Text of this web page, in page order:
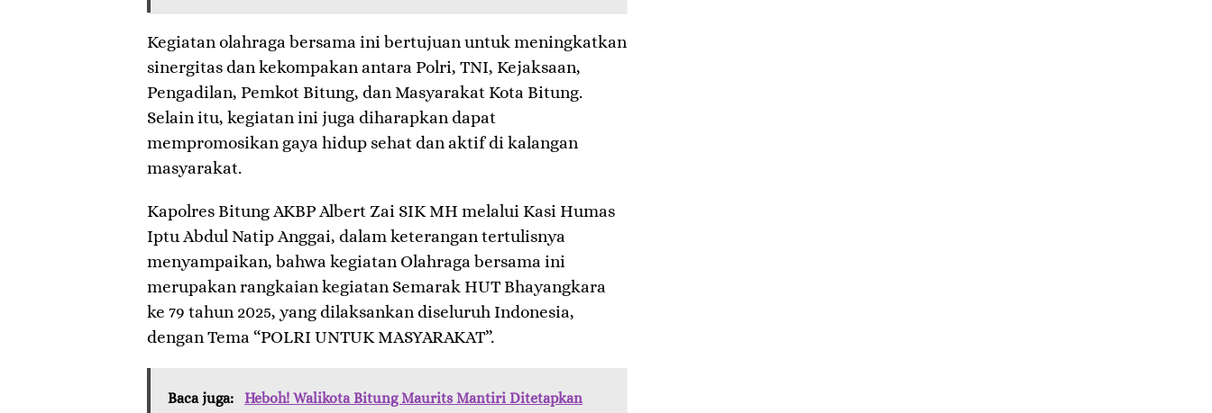
Kegiatan olahraga bersama ini bertujuan untuk meningkatkan
sinergitas dan kekompakan antara Polri, TNI, Kejaksaan,
Pengadilan, Pemkot Bitung, dan Masyarakat Kota Bitung.
Selain itu, kegiatan ini juga diharapkan dapat
mempromosikan gaya hidup sehat dan aktif di kalangan
masyarakat.
Kapolres Bitung AKBP Albert Zai SIK MH melalui Kasi Humas
Iptu Abdul Natip Anggai, dalam keterangan tertulisnya
menyampaikan, bahwa kegiatan Olahraga bersama ini
merupakan rangkaian kegiatan Semarak HUT Bhayangkara
ke 79 tahun 2025, yang dilaksankan diseluruh Indonesia,
dengan Tema “POLRI UNTUK MASYARAKAT”.
Baca juga:
Heboh! Walikota Bitung Maurits Mantiri Ditetapkan